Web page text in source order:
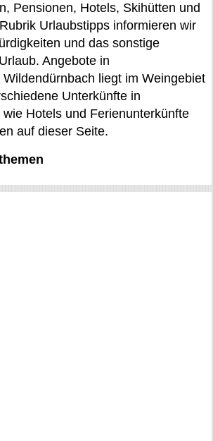
Pensionen, Hotels, Skihütten und
Urlaubstipps informieren wir
und das sonstige
Angebote in
liegt im Weingebiet
Unterkünfte in
Hotels und Ferienunterkünfte
auf dieser Seite.